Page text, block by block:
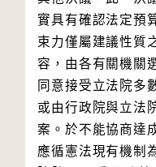
實具有確認法定預
束力僅屬建議性質
容，由各有關機關
同意接受立法院多
或由行政院與立法
案。於不能協商達
應循憲法現有機制